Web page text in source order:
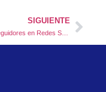
SIGUIENTE
Ganar Seguidores en Redes Sociales: Estrategias Efectivas para Crecer en Línea